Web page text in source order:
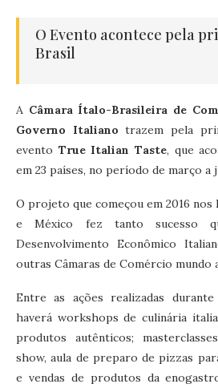
O Evento acontece pela
Brasil
A Câmara Ítalo-Brasileira de
Governo Italiano trazem pela
evento True Italian Taste, que
em 23 países, no período de março a
O projeto que começou em 2016 nos
e México fez tanto sucesso
Desenvolvimento Econômico
outras Câmaras de Comércio mundo
Entre as ações realizadas
haverá workshops de culinária
produtos autênticos;
show, aula de preparo de pizzas
e vendas de produtos da